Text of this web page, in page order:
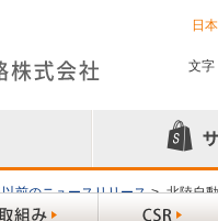
日
文字
前のニュースリリース > 北陸自